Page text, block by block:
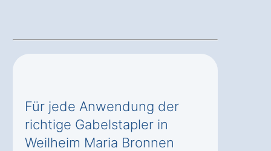
Für jede Anwendung der
richtige Gabelstapler in
Weilheim Maria Bronnen